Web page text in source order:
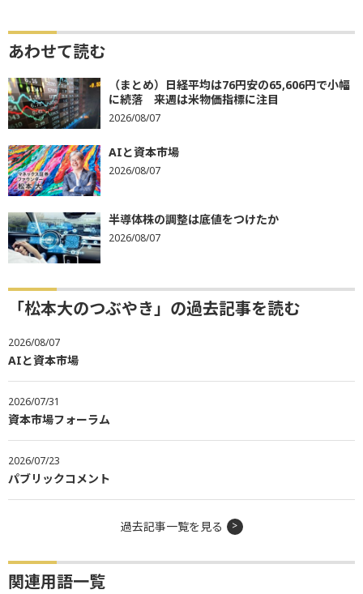
あわせて読む
（まとめ）日経平均は76円安の65,606円で小幅
に続落 来週は米物価指標に注目
2026/08/07
AIと資本市場
2026/08/07
半導体株の調整は底値をつけたか
2026/08/07
「松本大のつぶやき」の過去記事を読む
2026/08/07
AIと資本市場
2026/07/31
資本市場フォーラム
2026/07/23
パブリックコメント
過去記事一覧を見る
関連用語一覧